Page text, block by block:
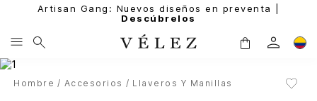
Artisan Gang: Nuevos diseños en preventa |
Descúbrelos
Hombre Accesorios Llaveros Y Manillas